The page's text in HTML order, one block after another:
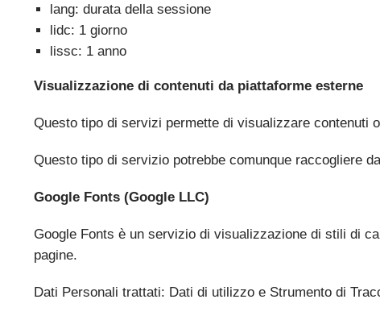
lang: durata della sessione
lidc: 1 giorno
lissc: 1 anno
Visualizzazione di contenuti da piattaforme esterne
Questo tipo di servizi permette di visualizzare contenuti
Questo tipo di servizio potrebbe comunque raccogliere
Google Fonts (Google LLC)
Google Fonts è un servizio di visualizzazione di stili di
pagine.
Dati Personali trattati: Dati di utilizzo e Strumento di